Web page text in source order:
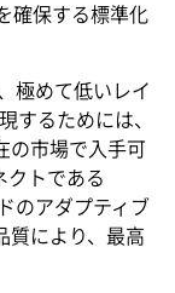
確保する標準化
極めて低いレイ
するためには、
の市場で入手可
トである
のアダプティブ
質により、最高